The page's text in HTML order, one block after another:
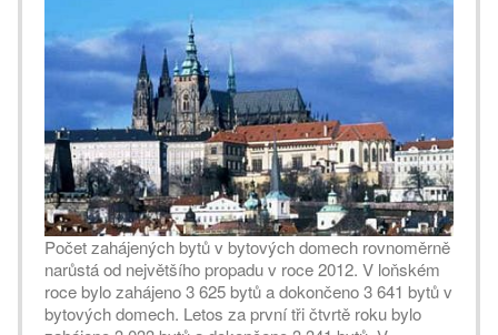
Počet zahájených bytů v bytových domech rovnoměrně
narůstá od největšího propadu v roce 2012. V loňském
roce bylo zahájeno 3 625 bytů a dokončeno 3 641 bytů v
bytových domech. Letos za první tři čtvrtě roku bylo